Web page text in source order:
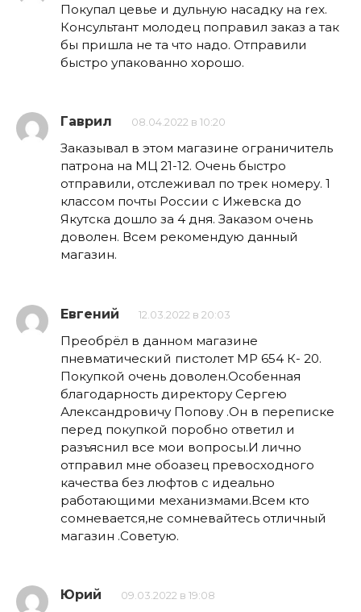
Покупал цевье и дульную насадку на rex.
Консультант молодец поправил заказ а так
бы пришла не та что надо. Отправили
быстро упакованно хорошо.
Гаврил 08.04.2022 в 10:20
Заказывал в этом магазине ограничитель
патрона на МЦ 21-12. Очень быстро
отправили, отслеживал по трек номеру. 1
классом почты России с Ижевска до
Якутска дошло за 4 дня. Заказом очень
доволен. Всем рекомендую данный
магазин.
Евгений 12.03.2022 в 20:03
Преобрёл в данном магазине
пневматический пистолет МР 654 К- 20.
Покупкой очень доволен.Особенная
благодарность директору Сергею
Александровичу Попову .Он в переписке
перед покупкой поробно ответил и
разъяснил все мои вопросы.И лично
отправил мне обоазец превосходного
качества без люфтов с идеально
работающими механизмами.Всем кто
сомневается,не сомневайтесь отличный
магазин .Советую.
Юрий 09.03.2022 в 19:08